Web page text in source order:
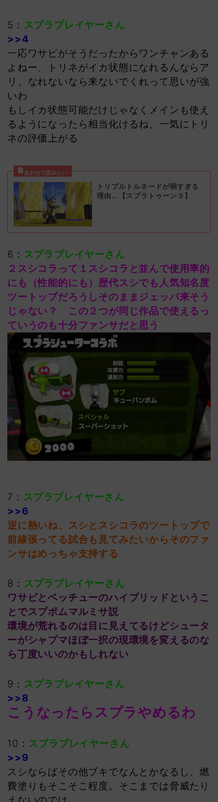
5： スプラプレイヤーさん
>>4
一応ワサビがそうだったからワンチャンある
よねー、トリネがイカ状態になれるんならア
リ、なれないなら来ないでくれって思いが強
いわ
もしイカ状態可能だけじゃなくメインも使え
るようになったら相当化けるね、一気にトリ
ネの評価上がる
トリプルトルネードが弱すぎる
理由…【スプラトゥーン３】
6： スプラプレイヤーさん
２スシコラって１スシコラと並んで使用率的
にも（性能的にも）歴代スシでも人気知名度
ツートップだろうしそのままジェッパ来そう
じゃない？ この２つが同じ作品で使えるっ
ていうのも十分ファンサだと思う
7： スプラプレイヤーさん
>>6
逆に熱いね、スシとスシコラのツートップで
前線張ってる試合も見てみたいからそのファ
ンサはめっちゃ支持する
8： スプラプレイヤーさん
ワサビとベッチューのハイブリッドというこ
とでスプボムマルミサ説
環境が荒れるのは目に見えてるけどシュータ
ーがシャプマほぼ一択の現環境を変えるのな
ら丁度いいのかもしれない
9： スプラプレイヤーさん
>>8
こうなったらスプラやめるわ
10： スプラプレイヤーさん
>>9
スシならばその他ブキでなんとかなるし、燃
費塗りもそこそこ程度。そこまでは脅威たり